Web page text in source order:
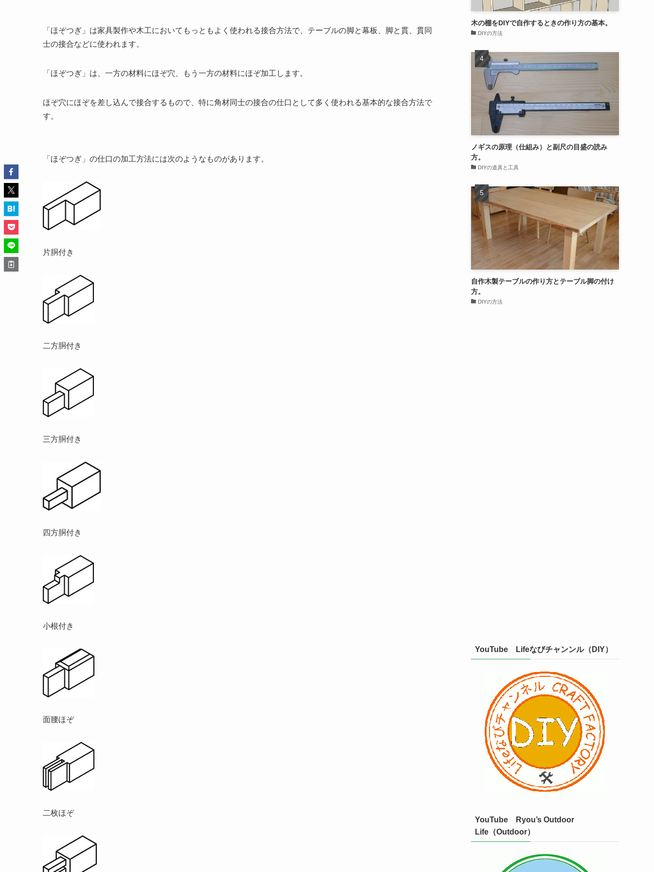
「ほぞつぎ」は家具製作や木工においてもっともよく使われる接合方法で、テーブルの脚と幕板、脚と貫、貫同
士の接合などに使われます。
「ほぞつぎ」は、一方の材料にほぞ穴、もう一方の材料にほぞ加工します。
ほぞ穴にほぞを差し込んで接合するもので、特に角材同士の接合の仕口として多く使われる基本的な接合方法で
す。
「ほぞつぎ」の仕口の加工方法には次のようなものがあります。
片胴付き
二方胴付き
三方胴付き
四方胴付き
小根付き
面腰ほぞ
二枚ほぞ
木の棚をDIYで自作するときの作り方の基本。
DIYの方法
ノギスの原理（仕組み）と副尺の目盛の読み
方。
DIYの道具と工具
自作木製テーブルの作り方とテーブル脚の付け
方。
DIYの方法
YouTube Lifeなびチャンンル（DIY）
YouTube Ryou’s Outdoor
Life（Outdoor）